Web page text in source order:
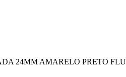
24MM AMARELO PRETO